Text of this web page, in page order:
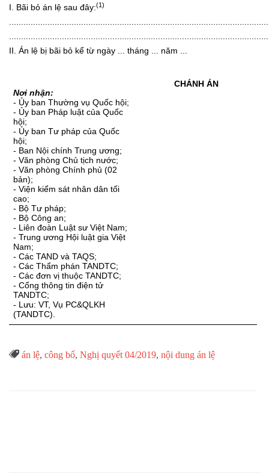
I. Bãi bỏ án lệ sau đây:(1)
II. Án lệ bị bãi bỏ kể từ ngày ... tháng ... năm ...
Nơi nhận:
- Ủy ban Thường vụ Quốc hội;
- Ủy ban Pháp luật của Quốc
hội;
- Ủy ban Tư pháp của Quốc
hội;
- Ban Nội chính Trung ương;
- Văn phòng Chủ tịch nước;
- Văn phòng Chính phủ (02
bản);
- Viện kiểm sát nhân dân tối
cao;
- Bộ Tư pháp;
- Bộ Công an;
- Liên đoàn Luật sư Việt Nam;
- Trung ương Hội luật gia Việt
Nam;
- Các TAND và TAQS;
- Các Thẩm phán TANDTC;
- Các đơn vị thuộc TANDTC;
- Cổng thông tin điện tử
TANDTC;
- Lưu: VT, Vụ PC&QLKH
(TANDTC).
CHÁNH ÁN
Từ
án lệ, công bố, Nghị quyết 04/2019, nội dung án lệ